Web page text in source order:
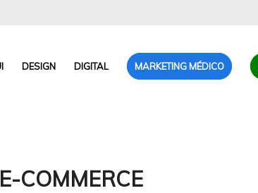
DESIGN DIGITAL MARKETING MÉDICO
E-COMMERCE